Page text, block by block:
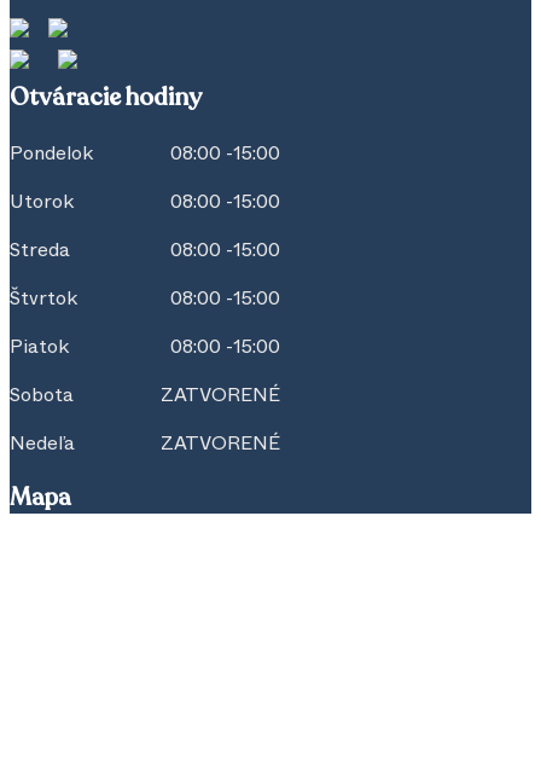
Otváracie hodiny
Pondelok 08:00 -15:00
Utorok 08:00 -15:00
Streda 08:00 -15:00
Štvrtok 08:00 -15:00
Piatok 08:00 -15:00
Sobota ZATVORENÉ
Nedeľa ZATVORENÉ
Mapa